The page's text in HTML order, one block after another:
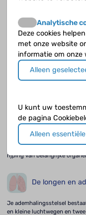
Als er meconium in het
krijgen.
De start van de
Vroeggeboorte
Hoe kwetsbaar een
rijping van belangrijke
De longen en
Je ademhalingsstelsel
en kleine luchtwegen en
Analytische
Deze cookies
met onze website
informatie om
Alleen
U kunt uw
de pagina
Alleen